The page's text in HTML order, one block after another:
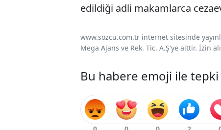
edildiği adli makamlarca
www.sozcu.com.tr internet sitesinde
Mega Ajans ve Rek. Tic. A.Ş'ye aittir. İzin
Bu habere emoji ile